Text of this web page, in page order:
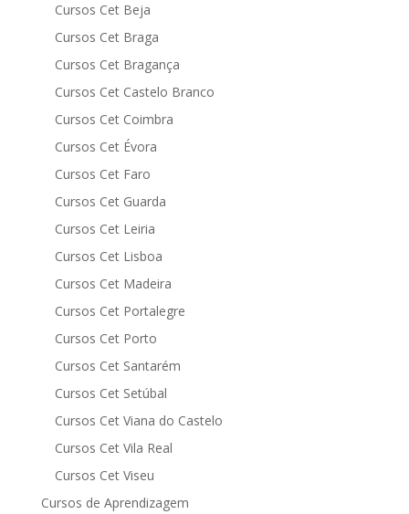
Cursos Cet Beja
Cursos Cet Braga
Cursos Cet Bragança
Cursos Cet Castelo Branco
Cursos Cet Coimbra
Cursos Cet Évora
Cursos Cet Faro
Cursos Cet Guarda
Cursos Cet Leiria
Cursos Cet Lisboa
Cursos Cet Madeira
Cursos Cet Portalegre
Cursos Cet Porto
Cursos Cet Santarém
Cursos Cet Setúbal
Cursos Cet Viana do Castelo
Cursos Cet Vila Real
Cursos Cet Viseu
Cursos de Aprendizagem